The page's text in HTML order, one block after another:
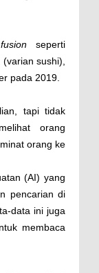
fusion seperti
sushi),
pada 2019.
tapi tidak
orang
orang ke
(AI) yang
pencarian di
data ini juga
membaca